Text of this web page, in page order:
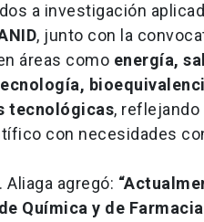
a investigación
, junto con la
áreas como energía,
tecnológicas, reflejando
con necesidades
Aliaga agregó:
Química y de